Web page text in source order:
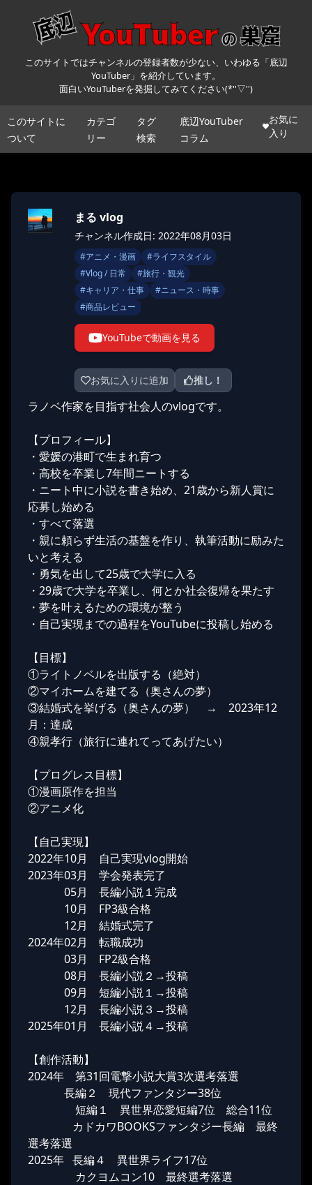
このサイトではチャンネルの登録者数が少ない、いわゆる「底辺
YouTuber」を紹介しています。
面白いYouTuberを発掘してみてください(*''▽'')
このサイトに
ついて
カテゴ
リー
タグ
検索
底辺YouTuber
コラム
お気に
入り
まる vlog
チャンネル作成日: 2022年08月03日
#アニメ・漫画 #ライフスタイル
#Vlog / 日常 #旅行・観光
#キャリア・仕事 #ニュース・時事
#商品レビュー
YouTubeで動画を見る
お気に入りに追加 推し！
ラノベ作家を目指す社会人のvlogです。
【プロフィール】
・愛媛の港町で生まれ育つ
・高校を卒業し7年間ニートする
・ニート中に小説を書き始め、21歳から新人賞に
応募し始める
・すべて落選
・親に頼らず生活の基盤を作り、執筆活動に励みた
いと考える
・勇気を出して25歳で大学に入る
・29歳で大学を卒業し、何とか社会復帰を果たす
・夢を叶えるための環境が整う
・自己実現までの過程をYouTubeに投稿し始める
【目標】
①ライトノベルを出版する（絶対）
②マイホームを建てる（奥さんの夢）
③結婚式を挙げる（奥さんの夢） → 2023年12
月：達成
④親孝行（旅行に連れてってあげたい）
【プログレス目標】
①漫画原作を担当
②アニメ化
【自己実現】
2022年10月 自己実現vlog開始
2023年03月 学会発表完了
05月 長編小説１完成
10月 FP3級合格
12月 結婚式完了
2024年02月 転職成功
03月 FP2級合格
08月 長編小説２→投稿
09月 短編小説１→投稿
12月 長編小説３→投稿
2025年01月 長編小説４→投稿
【創作活動】
2024年 第31回電撃小説大賞3次選考落選
長編２ 現代ファンタジー38位
短編１ 異世界恋愛短編7位 総合11位
カドカワBOOKSファンタジー長編 最終
選考落選
2025年 長編４ 異世界ライフ17位
カクヨムコン10 最終選考落選